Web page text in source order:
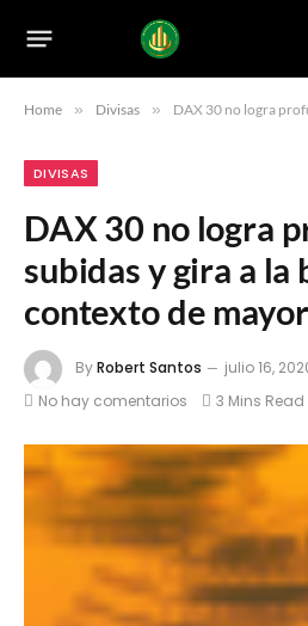
Home » Divisas » DAX 30 no logra profundizar las
DIVISAS
DAX 30 no logra
subidas y gira a la
contexto de
ByRobert Santos
julio 16,
No hay comentarios
3 Mins Read